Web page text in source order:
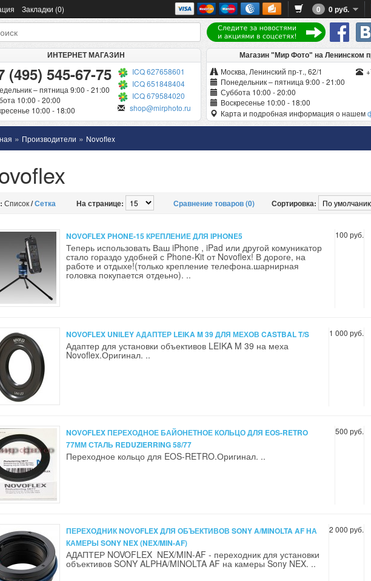
Закладки (0) 0 0 руб.
Магазин "Мир Фото" на Ленинском
Москва, Ленинский пр-т., 62/1
Понедельник – пятница 9:00 - 21:00
Суббота 10:00 - 20:00
Воскресенье 10:00 - 18:00
Карта и подробная информация о нашем
ИНТЕРНЕТ МАГАЗИН
(495) 545-67-75
– пятница 9:00 - 21:00
10:00 - 20:00
10:00 - 18:00
ICQ 627658601
ICQ 651848404
ICQ 679584020
shop@mirphoto.ru
» Производители » Novoflex
Список/Сетка На странице: Сравнение товаров (0) Сортировка:
100 руб.
NOVOFLEX PHONE-15 КРЕПЛЕНИЕ ДЛЯ IPHONE5
Теперь использовать Ваш iPhone , iPad или другой комуникатор
стало гораздо удобней с Phone-Kit от Novoflex! В дороге, на
работе и отдыхе!(только крепление телефона.шарнирная
головка покупается отдеьно). ..
1 000 руб.
NOVOFLEX UNILEY АДАПТЕР LEIKA M 39 ДЛЯ МЕХОВ CASTBAL T/S
Адаптер для установки объективов LEIKA M 39 на меха
Novoflex.Оригинал. ..
500 руб.
NOVOFLEX ПЕРЕХОДНОЕ БАЙОНЕТНОЕ КОЛЬЦО ДЛЯ EOS-RETRO
77ММ СТАЛЬ REDUZIERRING 58/77
Переходное кольцо для EOS-RETRO.Оригинал. ..
2 000 руб.
ПЕРЕХОДНИК NOVOFLEX ДЛЯ ОБЪЕКТИВОВ SONY A/MINOLTA AF НА
КАМЕРЫ SONY NEX (NEX/MIN-AF)
АДАПТЕР NOVOFLEX NEX/MIN-AF - переходник для установки
объективов SONY ALPHA/MINOLTA AF на камеры Sony NEX. ..